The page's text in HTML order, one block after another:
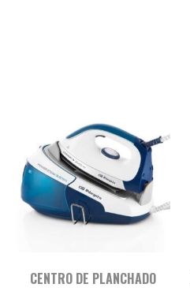
CENTRO DE PLANCHADO